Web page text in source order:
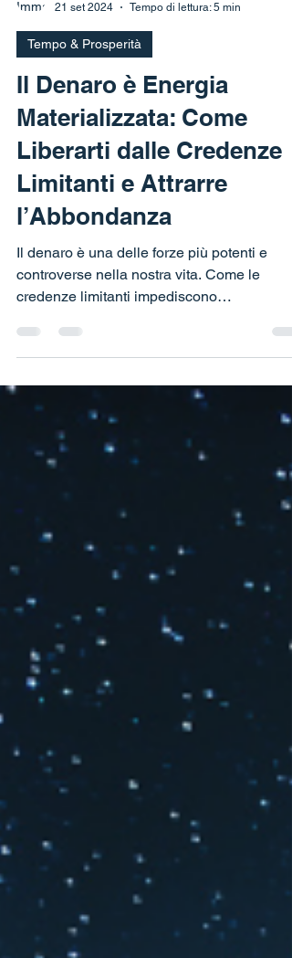
Luca Bianconi
21 set 2024
Tempo di lettura: 5 min
Tempo & Prosperità
Il Denaro è Energia
Materializzata: Come
Liberarti dalle Credenze
Limitanti e Attrarre
l’Abbondanza
Il denaro è una delle forze più potenti e
controverse nella nostra vita. Come le